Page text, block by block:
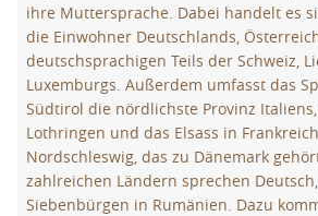
ihre Muttersprache. Dabei handelt es
die Einwohner Deutschlands,
deutschsprachigen Teils der Schweiz,
Luxemburgs. Außerdem umfasst das
Südtirol die nördlichste Provinz Italiens,
Lothringen und das Elsass in
Nordschleswig, das zu Dänemark
zahlreichen Ländern sprechen
Siebenbürgen in Rumänien. Dazu